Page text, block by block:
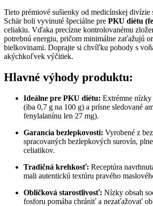
Tieto prémiové sušienky od medicínskej divízie
Schär boli vyvinuté špeciálne pre PKU diétu
celiakiu. Vďaka precízne kontrolovanému
potrebnú energiu, pričom minimálne zaťažujú
bielkovinami. Doprajte si chvíľku pohody s
akýchkoľvek výčitiek.
Hlavné výhody produktu:
Ideálne pre PKU diétu: Extrémne
(iba 0,7 g na 100 g) a prísne sledované
fenylalanínu len 27 mg).
Garancia bezlepkovosti: Vyrobené z
spracovaných bezlepkových surovín,
celiatikov.
Tradičná krehkosť: Receptúra
mali autentickú textúru pravého
Obličková starostlivosť: Nízky obsah
fosforu pomáha chrániť a nezaťažovať